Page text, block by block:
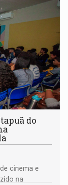
do
cinema e
na